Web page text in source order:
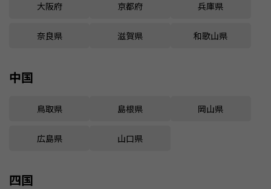
大阪府 京都府 兵庫県
奈良県 滋賀県 和歌山県
中国
鳥取県 島根県 岡山県
広島県 山口県
四国